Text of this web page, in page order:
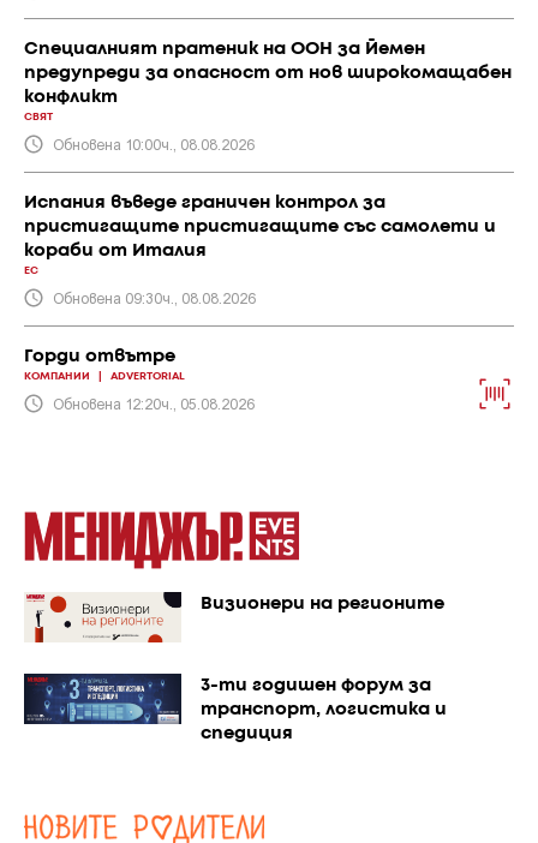
Специалният пратеник на ООН за Йемен
предупреди за опасност от нов широкомащабен
конфликт
СВЯТ
Обновена 10:00ч., 08.08.2026
Испания въведе граничен контрол за
пристигащите пристигащите със самолети и
кораби от Италия
ЕС
Обновена 09:30ч., 08.08.2026
Горди отвътре
КОМПАНИИ ADVERTORIAL
Обновена 12:20ч., 05.08.2026
Визионери на регионите
3-ти годишен форум за
транспорт, логистика и
спедиция